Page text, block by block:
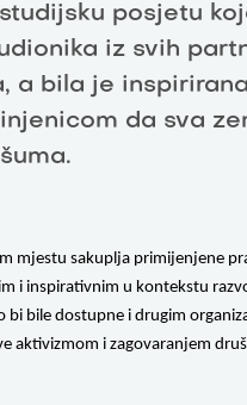
posjetu
iz svih
a bila je inspirirana
da sva
mjestu sakuplja primijenjene
i inspirativnim u kontekstu
bi bile dostupne i drugim
aktivizmom i zagovaranjem